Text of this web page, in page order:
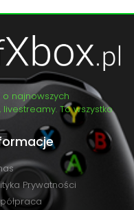
o najnowszych
To wszystko
Prywatności